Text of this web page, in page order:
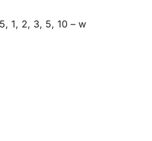
1, 2, 3, 5, 10 – w